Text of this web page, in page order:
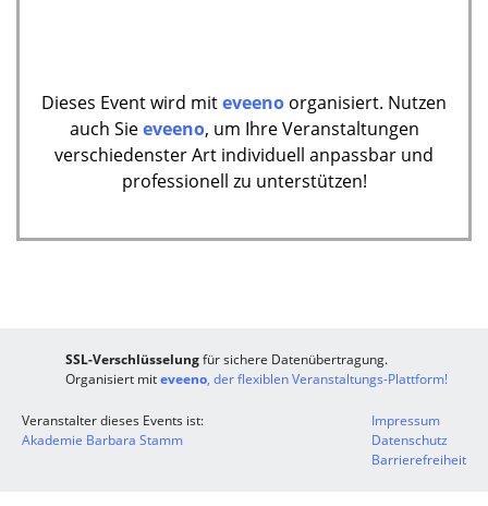
Dieses Event wird miteveeno organisiert. Nutzen
auch Sieeveeno, um Ihre Veranstaltungen
verschiedenster Art individuell anpassbar und
professionell zu unterstützen!
SSL-Verschlüsselungfür sichere Datenübertragung.
Organisiert miteveeno, der flexiblen Veranstaltungs-Plattform!
Veranstalter dieses Events ist:
Akademie Barbara Stamm
Impressum
Datenschutz
Barrierefreiheit